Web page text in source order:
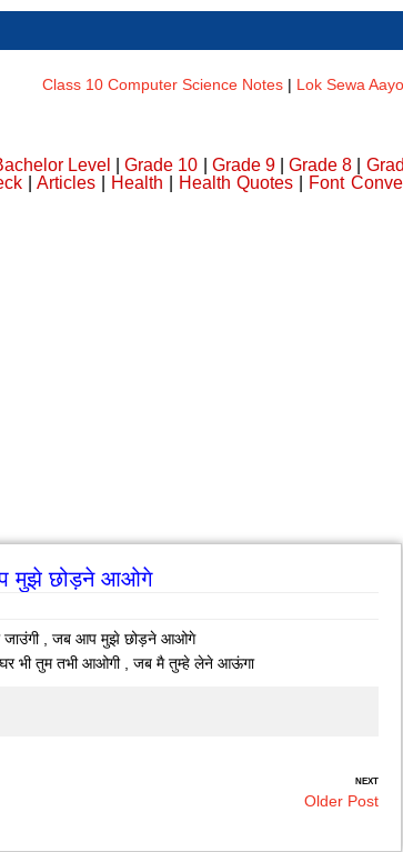
Class 10 Computer Science Notes | Lok Sewa
Level |Grade 10 Grade 9|Grade 8
| Articles| Health Health Quotes Font
मुझे छोड़ने आओगे
जाउंगी , जब आप मुझे छोड़ने आओगे
घर भी तुम तभी आओगी , जब मै तुम्हे लेने आऊंगा
NEXT
Older Post